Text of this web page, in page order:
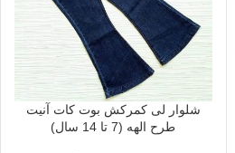
شلوار لی کمرکش بوت کات آنیت
طرح الهه (7 تا 14 سال)